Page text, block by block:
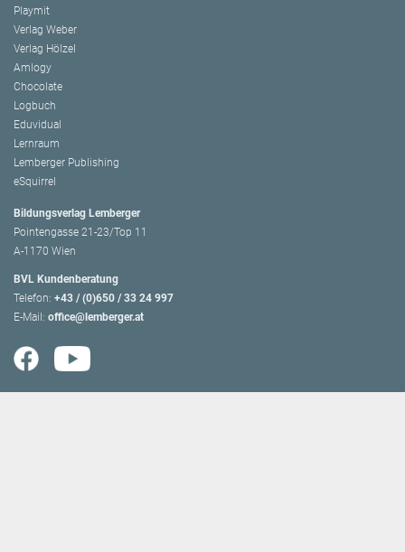
Playmit
Verlag Weber
Verlag Hölzel
Amlogy
Chocolate
Logbuch
Eduvidual
Lernraum
Lemberger Publishing
eSquirrel
Bildungsverlag Lemberger
Pointengasse 21-23/Top 11
A-1170 Wien
BVL Kundenberatung
Telefon: +43 / (0)650 / 33 24 997
E-Mail: office@lemberger.at